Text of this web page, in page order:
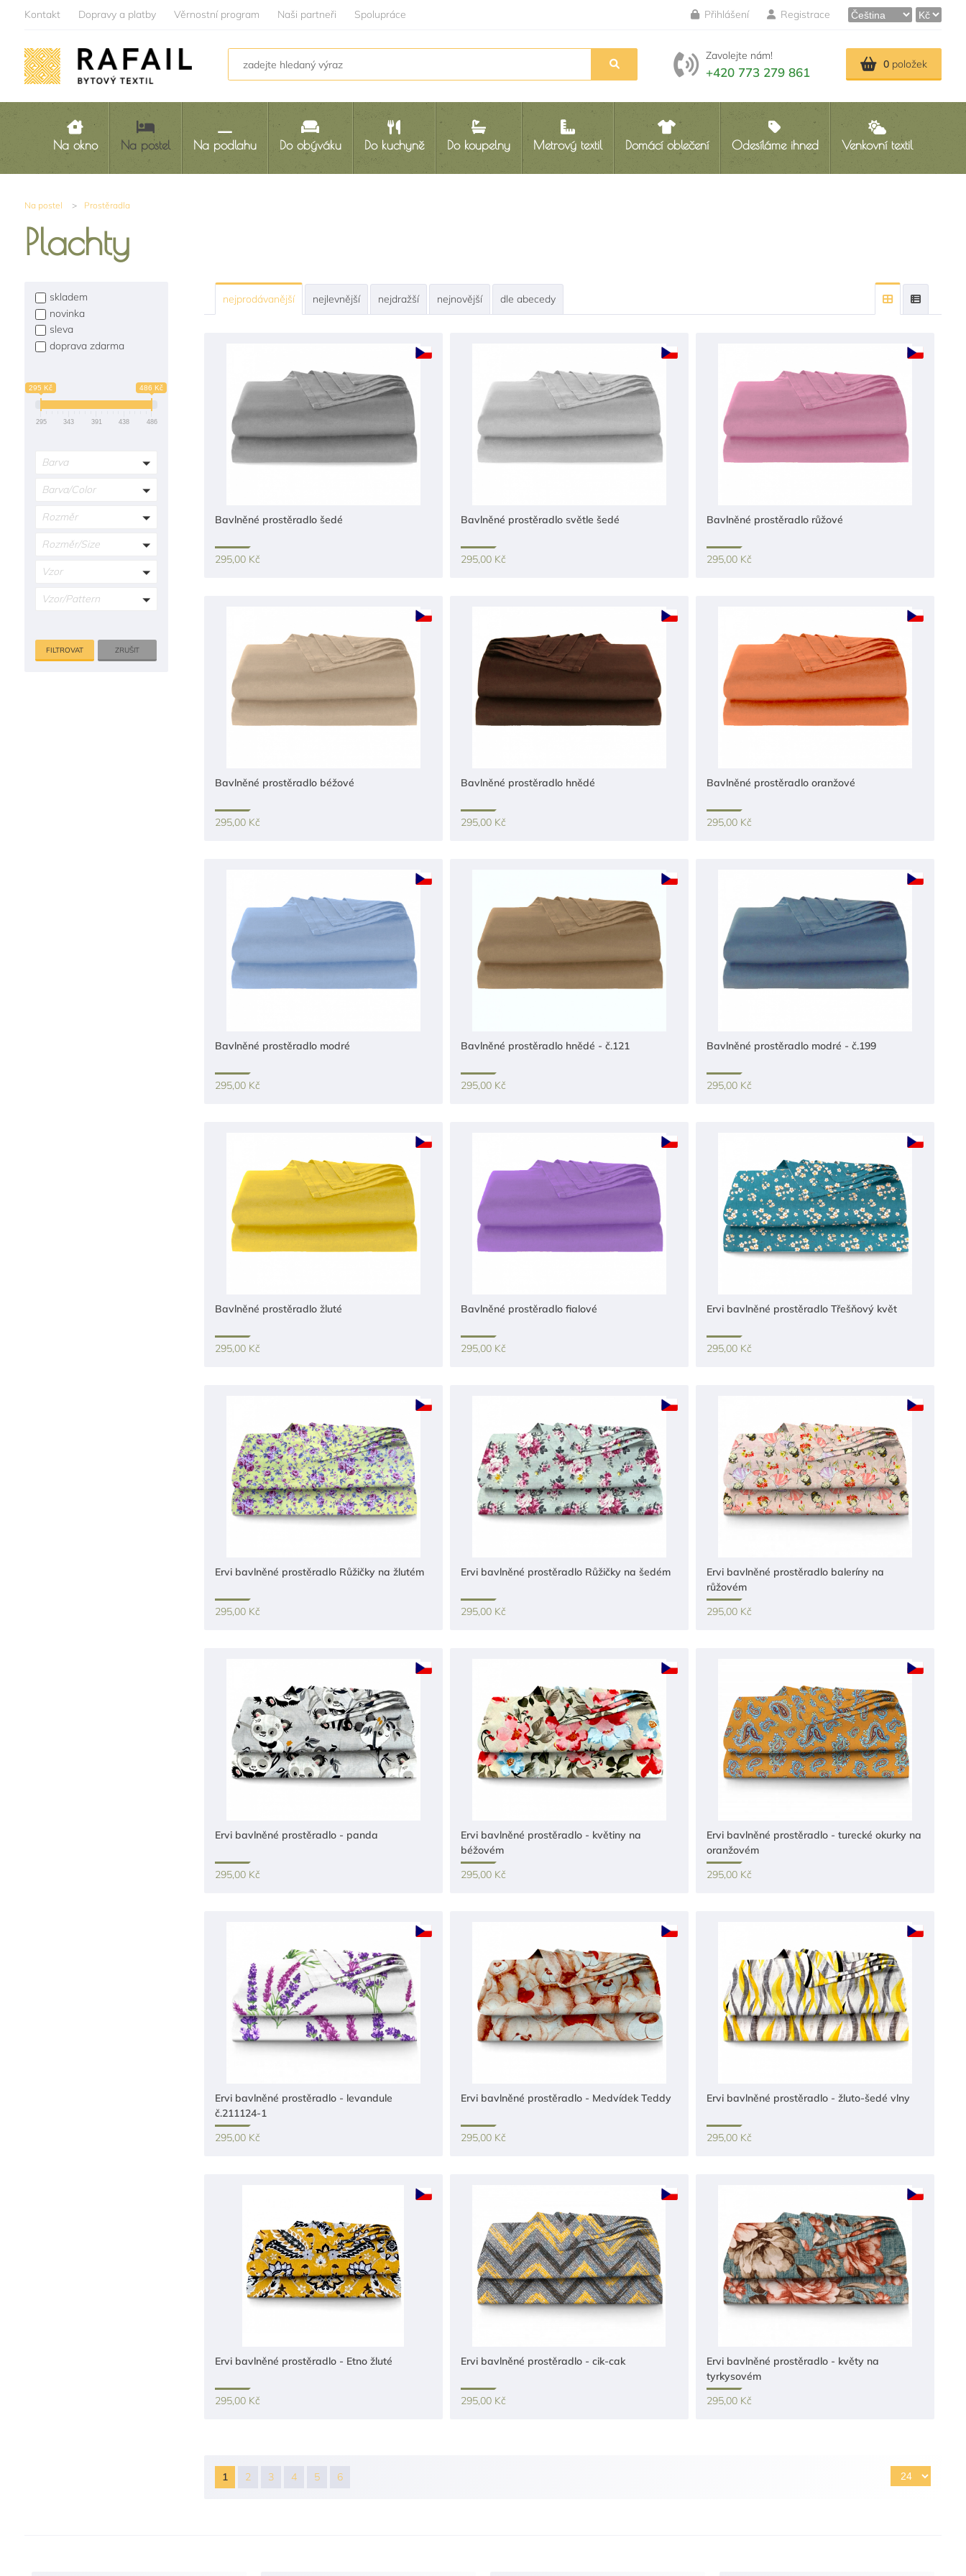
Kontakt Dopravy a platby Věrnostní program Naši partneři Spolupráce Přihlášení Registrace
0 položek
Zavolejte nám!
+420 773 279 861
Na okno Na postel Na podlahu Do obýváku Do kuchyně Do koupelny Metrový textil Domácí oblečení Odesíláme ihned Venkovní textil
Na postel > Prostěradla
Plachty
skladem
novinka
sleva
doprava zdarma
295 Kč 486 Kč
295 343 391 438 486
Barva
Barva/Color
Rozměr
Rozměr/Size
Vzor
Vzor/Pattern
ZRUŠIT
nejprodávanější nejlevnější nejdražší nejnovější dle abecedy
Bavlněné prostěradlo šedé
295,00 Kč
Bavlněné prostěradlo světle šedé
295,00 Kč
Bavlněné prostěradlo růžové
295,00 Kč
Bavlněné prostěradlo béžové
295,00 Kč
Bavlněné prostěradlo hnědé
295,00 Kč
Bavlněné prostěradlo oranžové
295,00 Kč
Bavlněné prostěradlo modré
295,00 Kč
Bavlněné prostěradlo hnědé - č.121
295,00 Kč
Bavlněné prostěradlo modré - č.199
295,00 Kč
Bavlněné prostěradlo žluté
295,00 Kč
Bavlněné prostěradlo fialové
295,00 Kč
Ervi bavlněné prostěradlo Třešňový květ
295,00 Kč
Ervi bavlněné prostěradlo Růžičky na žlutém
295,00 Kč
Ervi bavlněné prostěradlo Růžičky na šedém
295,00 Kč
Ervi bavlněné prostěradlo baleríny na
růžovém
295,00 Kč
Ervi bavlněné prostěradlo - panda
295,00 Kč
Ervi bavlněné prostěradlo - květiny na
béžovém
295,00 Kč
Ervi bavlněné prostěradlo - turecké okurky na
oranžovém
295,00 Kč
Ervi bavlněné prostěradlo - levandule
č.211124-1
295,00 Kč
Ervi bavlněné prostěradlo - Medvídek Teddy
295,00 Kč
Ervi bavlněné prostěradlo - žluto-šedé vlny
295,00 Kč
Ervi bavlněné prostěradlo - Etno žluté
295,00 Kč
Ervi bavlněné prostěradlo - cik-cak
295,00 Kč
Ervi bavlněné prostěradlo - květy na
tyrkysovém
295,00 Kč
1 2 3 4 5 6